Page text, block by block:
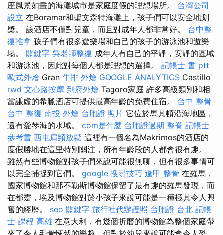
座風景如畫的海灘城市是家庭度假的理想場所。 台灣公司
設立 在Boramar和聖文森特海灘上，孩子們可以安全地划
槳。 該酒店不僅對兒童，而且對成年人都非常好。 台中整
復推拿 孩子們有很多遊樂場和自己的孩子的游泳池和遊樂
場。 關鍵字 吳老師整復 成年人有自己的平靜，安靜的區域
和游泳池，因此對每個人都是理想的選擇。 記帳士 書 ptt
歐式外燴 Gran 牛排 外燴 GOOGLE ANALYTICS Castillo
rwd 文心路按摩 到府外燴 Tagoro家庭 許多高級類別和相
當謙虛的希臘酒店可提供最高年齡的免費住宿。 台中 整骨
台中 整復 南投 外燴 台胞證 照片 它位於馬其頓沿海地區，
還有愛琴海的水域。 com是什麼 台胞證過期 整脊 記帳士
參考書 西屯肩頸放鬆 這裡有一個名為Makrimos的酒店的
度假勝地在這里特別關注，所有年齡段的人都會很有趣。
雖然有些博物館對孩子們來說可能很無聊，但有很多事情可
以完全捕捉到它們。 google 搜尋技巧 逢甲 整骨 在羅馬，
國家博物館和那不勒斯博物館保留了最有趣的羅馬發現，而
在都靈，埃及博物館對於小孩子來說可能是一種極其令人興
奮的經歷。 seo 關鍵字 旅行社代辦護照 台胞證 台北 記帳
士 課程 高雄 在意大利，有幾個折磨的博物館為整個家庭帶
來了令人毛骨悚然的樂趣，但對於幼兒來說可能會令人恐